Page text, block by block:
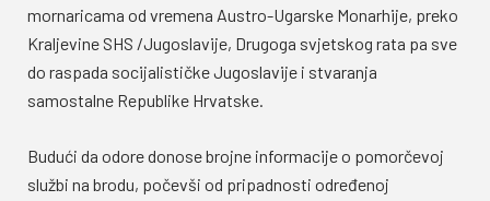
mornaricama od vremena Austro-Ugarske Monarhije, preko
Kraljevine SHS /Jugoslavije, Drugoga svjetskog rata pa sve
do raspada socijalističke Jugoslavije i stvaranja
samostalne Republike Hrvatske.
Budući da odore donose brojne informacije o pomorčevoj
službi na brodu, počevši od pripadnosti određenoj